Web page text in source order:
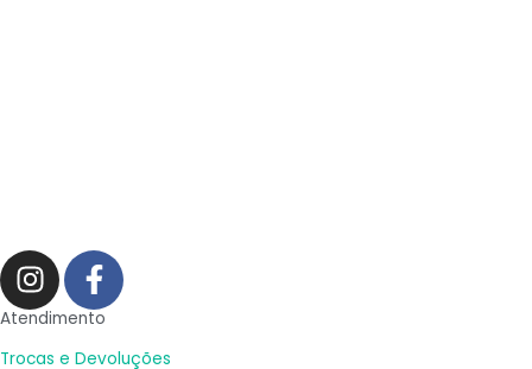
I
n
s
t
F
a
c
e
Atendimento
Trocas e Devoluções